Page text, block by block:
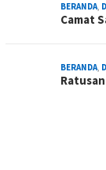
BERANDA,
Camat
BERANDA,